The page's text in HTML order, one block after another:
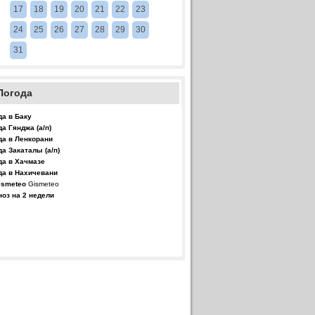
17 18 19 20 21 22 23
24 25 26 27 28 29 30
31
в Баку
Гянджа (а/п)
в Ленкорани
Закаталы (а/п)
в Хачмазе
в Нахичевани
Gismeteo
на 2 недели